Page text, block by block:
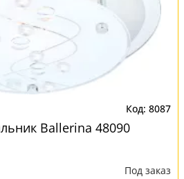
8087
Ballerina 48090
Под заказ